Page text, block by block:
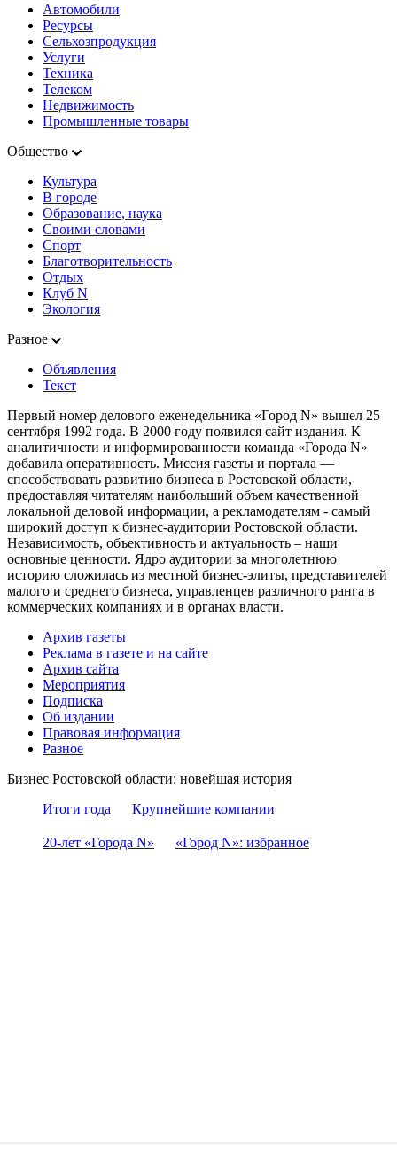
Автомобили
Ресурсы
Сельхозпродукция
Услуги
Техника
Телеком
Недвижимость
Промышленные товары
Общество
Культура
В городе
Образование, наука
Своими словами
Спорт
Благотворительность
Отдых
Клуб N
Экология
Разное
Объявления
Текст
Первый номер делового еженедельника «Город N» вышел 25
сентября 1992 года. В 2000 году появился сайт издания. К
аналитичности и информированности команда «Города N»
добавила оперативность. Миссия газеты и портала —
способствовать развитию бизнеса в Ростовской области,
предоставляя читателям наибольший объем качественной
локальной деловой информации, а рекламодателям - самый
широкий доступ к бизнес-аудитории Ростовской области.
Независимость, объективность и актуальность – наши
основные ценности. Ядро аудитории за многолетнюю
историю сложилась из местной бизнес-элиты, представителей
малого и среднего бизнеса, управленцев различного ранга в
коммерческих компаниях и в органах власти.
Архив газеты
Реклама в газете и на сайте
Архив сайта
Мероприятия
Подписка
Об издании
Правовая информация
Разное
Бизнес Ростовской области: новейшая история
Итоги года
Крупнейшие компании
20-лет «Города N» «Город N»: избранное